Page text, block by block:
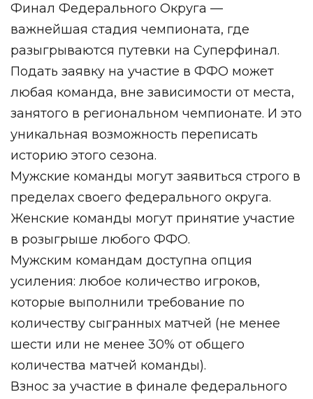
Финал Федерального Округа —
важнейшая стадия чемпионата, где
разыгрываются путевки на Суперфинал.
Подать заявку на участие в ФФО может
любая команда, вне зависимости от места,
занятого в региональном чемпионате. И это
уникальная возможность переписать
историю этого сезона.
Мужские команды могут заявиться строго в
пределах своего федерального округа.
Женские команды могут принятие участие
в розыгрыше любого ФФО.
Мужским командам доступна опция
усиления: любое количество игроков,
которые выполнили требование по
количеству сыгранных матчей (не менее
шести или не менее 30% от общего
количества матчей команды).
Взнос за участие в финале федерального